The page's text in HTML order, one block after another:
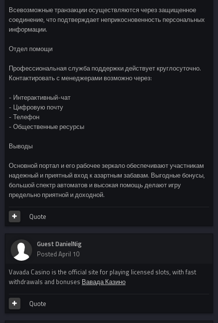
Всевозможные транзакции осуществляются через защищенное
соединение, что подтверждает неприкосновенность персональных
информации.
Отдел помощи
Профессиональная служба поддержки действует круглосуточно.
Контактировать с менеджерами возможно через:
- Интерактивный-чат
- Цифровую почту
- Телефон
- Общественные ресурсы
Выводы
Основной портал и его рабочее зеркало обеспечивают участникам
надежный и приятный вход к азартным забавам. Выгодные бонусы,
большой спектр автоматов и высокая помощь делают игру
предельно приятной и доходной.
Quote
Guest DanielNig
Posted April 10
Vavada Casino is the official site for playing licensed slots, with fast
withdrawals and bonuses Вавада Казино
Quote